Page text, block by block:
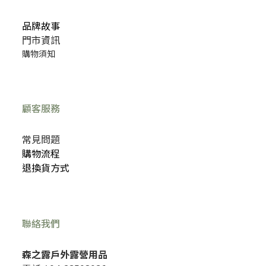
品牌故事
門市資訊
購物須知
顧客服務
常見問題
購物流程
退換貨方式
聯絡我們
森之露戶外露營用品